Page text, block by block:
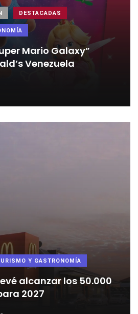
DESTACADAS
Mario Galaxy”
Venezuela
Y GASTRONOMÍA
alcanzar los 50.000
2027